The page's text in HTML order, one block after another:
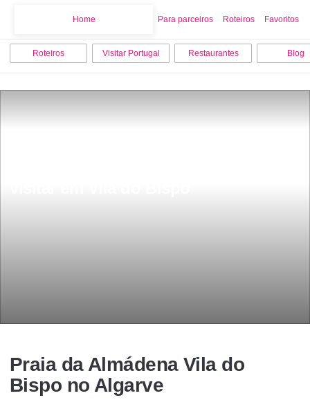
Home Para parceiros Roteiros Favoritos
Roteiros Visitar Portugal Restaurantes Blog
Praia da Almádena Vila do
Bispo no Algarve